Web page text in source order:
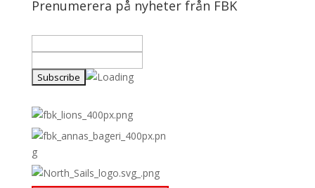
Prenumerera på nyheter från FBK